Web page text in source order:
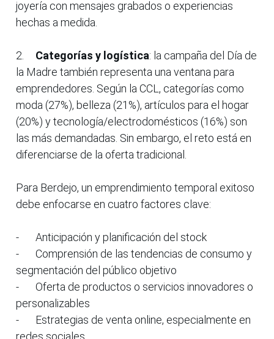
joyería con mensajes grabados o experiencias
hechas a medida.
2. Categorías y logística: la campaña del Día de
la Madre también representa una ventana para
emprendedores. Según la CCL, categorías como
moda (27%), belleza (21%), artículos para el hogar
(20%) y tecnología/electrodomésticos (16%) son
las más demandadas. Sin embargo, el reto está en
diferenciarse de la oferta tradicional.
Para Berdejo, un emprendimiento temporal exitoso
debe enfocarse en cuatro factores clave:
-
Anticipación y planificación del stock
-
Comprensión de las tendencias de consumo y
segmentación del público objetivo
-
Oferta de productos o servicios innovadores o
personalizables
-
Estrategias de venta online, especialmente en
redes sociales